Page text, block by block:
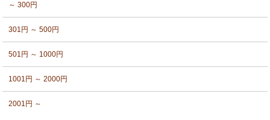
～ 300円
301円 ～ 500円
501円 ～ 1000円
1001円 ～ 2000円
2001円 ～